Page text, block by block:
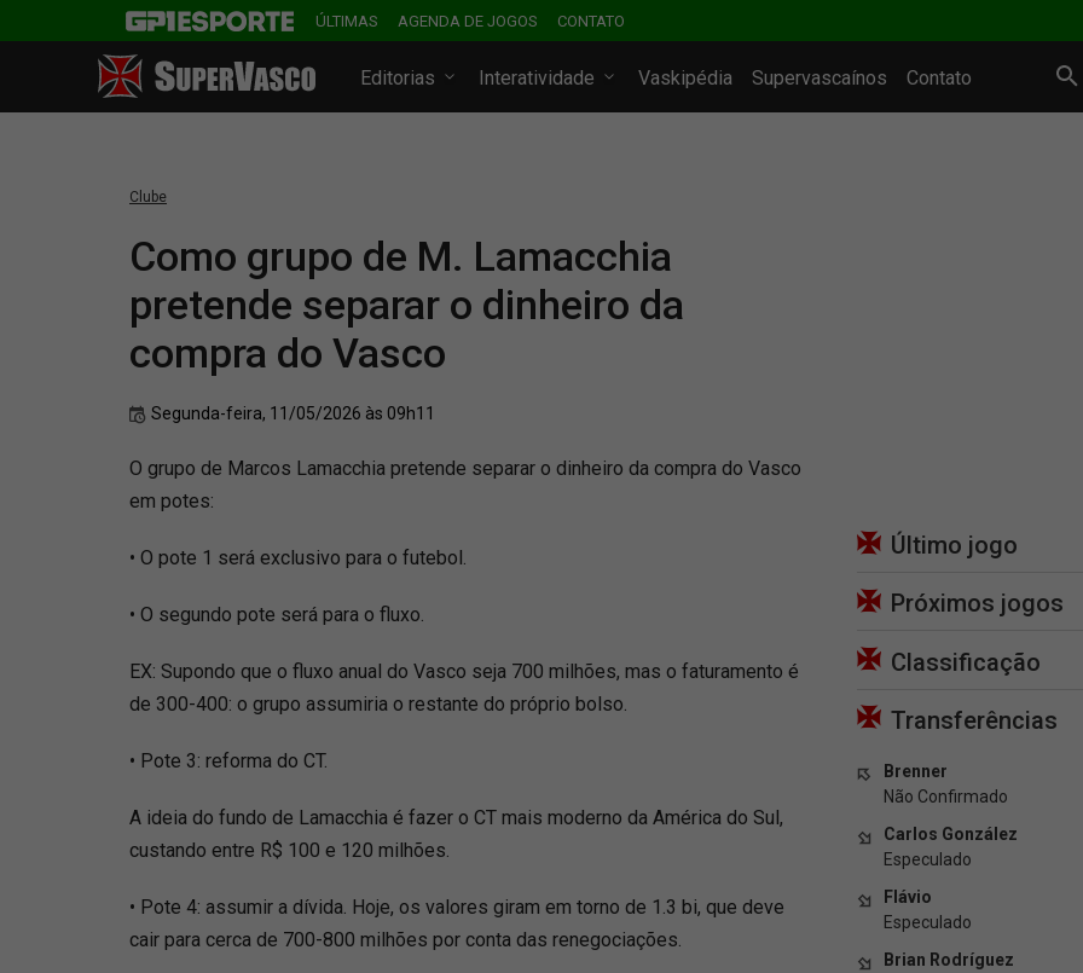
ÚLTIMAS AGENDA DE JOGOS CONTATO
Editorias Interatividade Vaskipédia Supervascaínos Contato
Clube
Como grupo de M. Lamacchia
pretende separar o dinheiro da
compra do Vasco
Segunda-feira, 11/05/2026 às 09h11
O grupo de Marcos Lamacchia pretende separar o dinheiro da compra do Vasco
em potes:
• O pote 1 será exclusivo para o futebol.
• O segundo pote será para o fluxo.
EX: Supondo que o fluxo anual do Vasco seja 700 milhões, mas o faturamento é
de 300-400: o grupo assumiria o restante do próprio bolso.
• Pote 3: reforma do CT.
A ideia do fundo de Lamacchia é fazer o CT mais moderno da América do Sul,
custando entre R$ 100 e 120 milhões.
• Pote 4: assumir a dívida. Hoje, os valores giram em torno de 1.3 bi, que deve
cair para cerca de 700-800 milhões por conta das renegociações.
Último jogo
Próximos jogos
Classificação
Transferências
Brenner
Não Confirmado
Carlos González
Especulado
Flávio
Especulado
Brian Rodríguez